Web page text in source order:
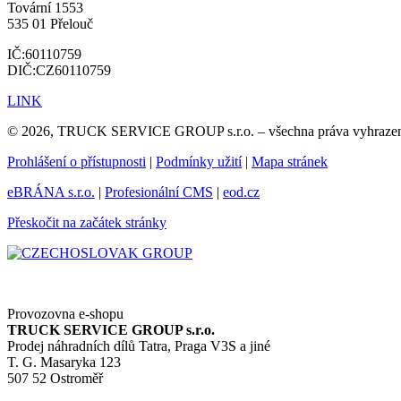
Tovární 1553
535 01 Přelouč
IČ:60110759
DIČ:CZ60110759
LINK
© 2026, TRUCK SERVICE GROUP s.r.o. – všechna práva
Prohlášení o přístupnosti
Podmínky užití
Mapa stránek
eBRÁNA s.r.o.
Profesionální CMS
eod.cz
Přeskočit na začátek stránky
Provozovna e-shopu
TRUCK SERVICE GROUP s.r.o.
Prodej náhradních dílů Tatra, Praga V3S a jiné
T. G. Masaryka 123
507 52 Ostroměř